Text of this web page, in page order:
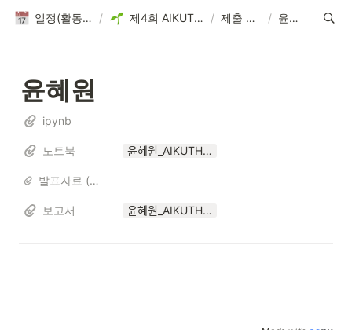
일정(활동 DB) / 제4회 AIKUTHON / 제출 파일 / 윤혜원
윤혜원
ipynb
노트북 윤혜원_AIKUTHON4.ipynb
발표자료 (해당자만)
보고서 윤혜원_AIKUTHON4.pdf